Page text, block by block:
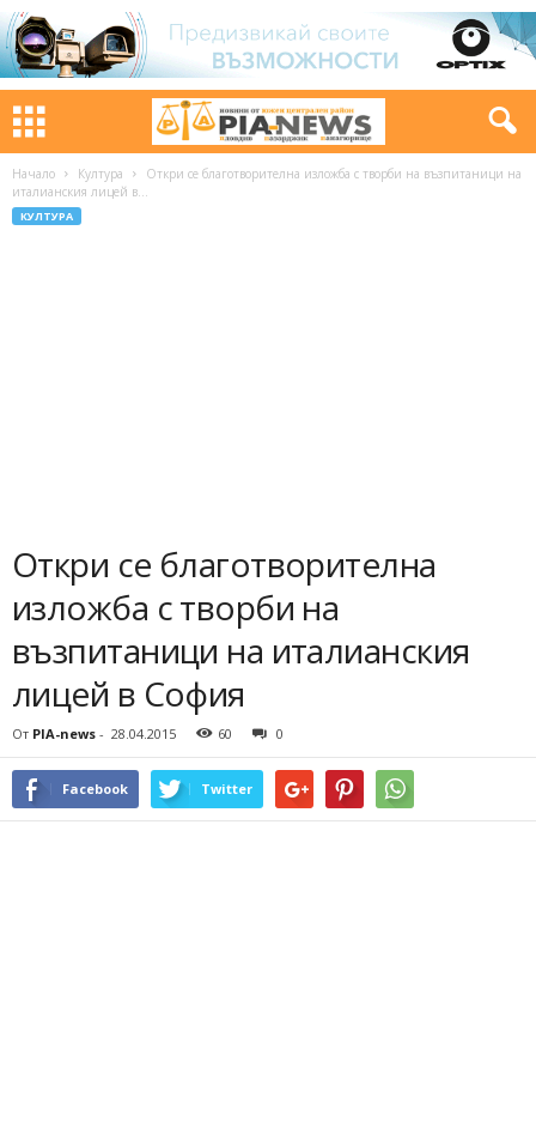
Начало Култура
Откри се благотворителна изложба с творби на възпитаници на
италианския лицей в...
КУЛТУРА
Откри се благотворителна
изложба с творби на
възпитаници на италианския
лицей в София
От PIA-news - 28.04.2015 60 0
Facebook Twitter